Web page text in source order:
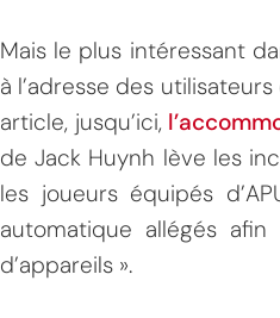
Mais le plus intéressant
à l’adresse des
article, jusqu’ici,
de Jack Huynh lève les
les joueurs équipés
automatique allégés
d’appareils ».